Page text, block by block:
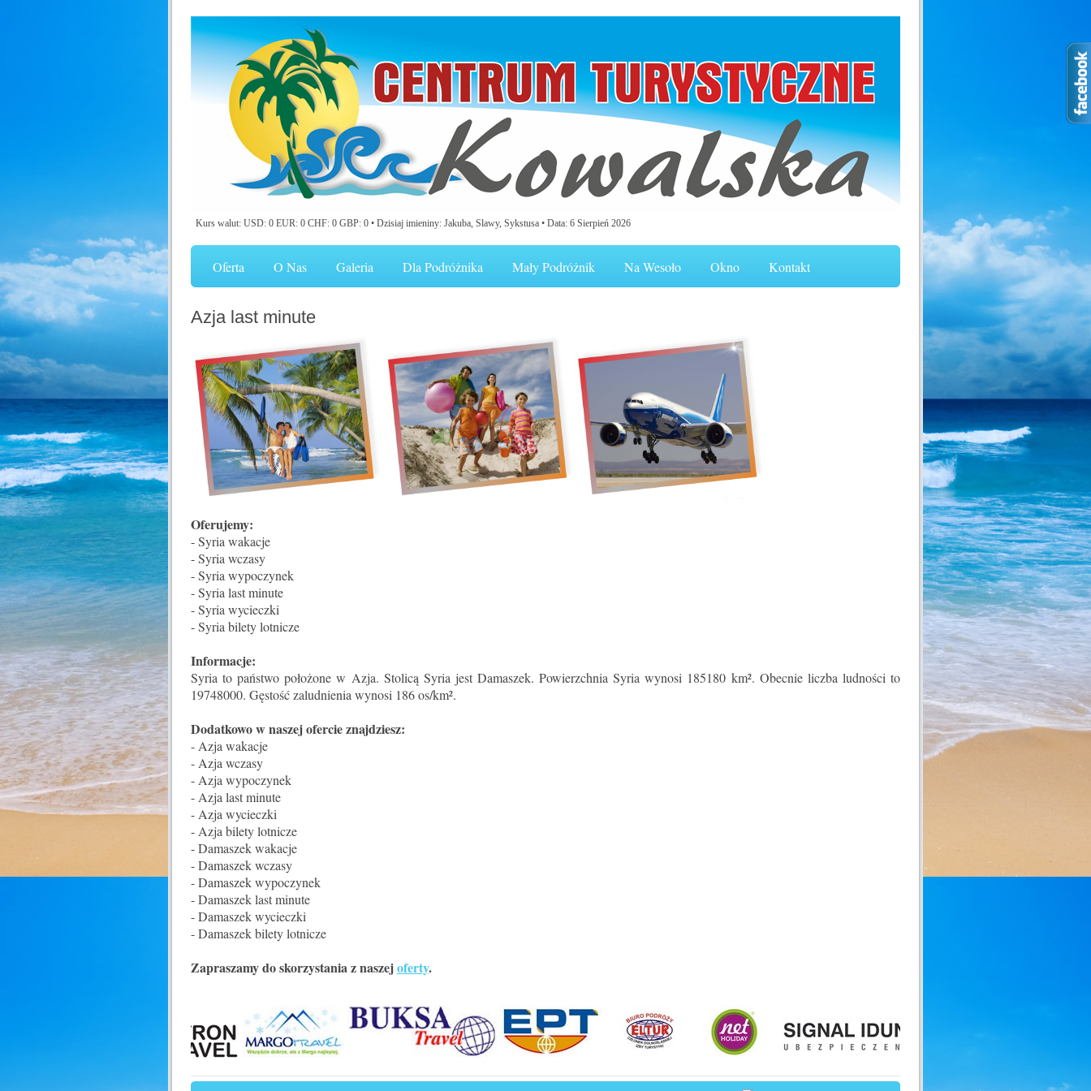
Kurs walut: USD: 0 EUR: 0 CHF: 0 GBP: 0 • Dzisiaj imieniny: Jakuba, Slawy, Sykstusa • Data: 6 Sierpień 2026
Oferta O Nas Galeria Dla Podróżnika Mały Podróżnik Na Wesoło Okno Kontakt
Azja last minute
Oferujemy:
- Syria wakacje
- Syria wczasy
- Syria wypoczynek
- Syria last minute
- Syria wycieczki
- Syria bilety lotnicze
Informacje:
Syria to państwo położone w Azja. Stolicą Syria jest Damaszek. Powierzchnia Syria wynosi 185180 km². Obecnie liczba ludności to
19748000. Gęstość zaludnienia wynosi 186 os/km².
Dodatkowo w naszej ofercie znajdziesz:
- Azja wakacje
- Azja wczasy
- Azja wypoczynek
- Azja last minute
- Azja wycieczki
- Azja bilety lotnicze
- Damaszek wakacje
- Damaszek wczasy
- Damaszek wypoczynek
- Damaszek last minute
- Damaszek wycieczki
- Damaszek bilety lotnicze
Zapraszamy do skorzystania z naszejoferty.